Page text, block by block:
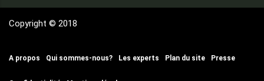
Copyright © 2018
A propos Qui sommes-nous? Les experts Plan du site Presse